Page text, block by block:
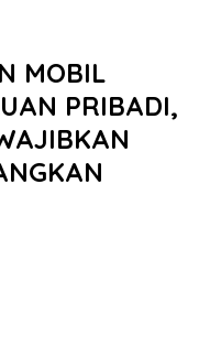
MOBIL
PRIBADI,